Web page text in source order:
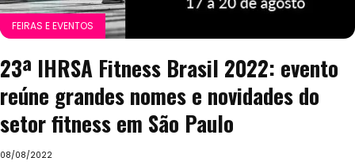
FEIRAS E EVENTOS
23ª IHRSA Fitness Brasil 2022: evento
reúne grandes nomes e novidades do
setor fitness em São Paulo
08/08/2022